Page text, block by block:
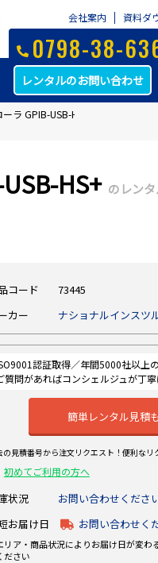
会社案内 資料ダ
0798-38-
レンタルのお問い合わせ
ラ GPIB-USB-HS+
HS+ のレン
コード
73445
カー
ナショナルインスツ
認証取得／年間5000社以上
質問があればコンシェルジュが丁
簡単レンタル見積
の見積番号から注文リクエスト！便利なリ
初めてご利用の方へ
状況
お問い合わせくださ
お届け日
お問い合わせく
リア・商品状況によりお届け日が変わ
ださい